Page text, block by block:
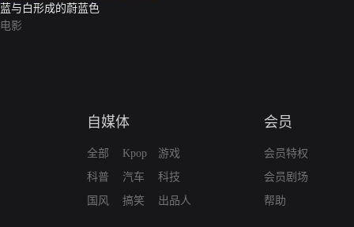
蓝与白形成的蔚蓝色
电影
自媒体
全部
科普
国风
Kpop
汽车
搞笑
游戏
科技
出品人
会员
会员特权
会员剧场
帮助